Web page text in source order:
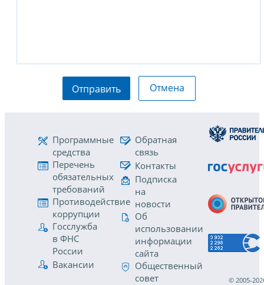
Отправить Отмена
Программные
средства
Перечень
обязательных
требований
Противодействие
коррупции
Госслужба
в ФНС
России
Вакансии
Обратная
связь
Контакты
Подписка
на
новости
Об
использовании
информации
сайта
Общественный
совет
© 2005-